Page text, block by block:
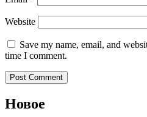
Website
Save my name, email, and
time I comment.
Новое